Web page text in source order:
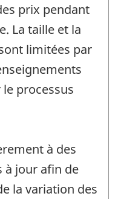
prix pendant
La taille et la
limitées par
processus
à des
à jour afin de
la variation des